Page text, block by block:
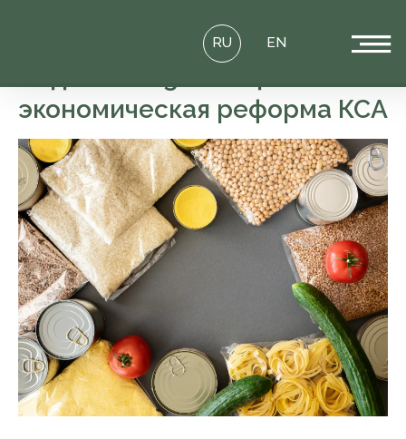
экономическая реформа КСА